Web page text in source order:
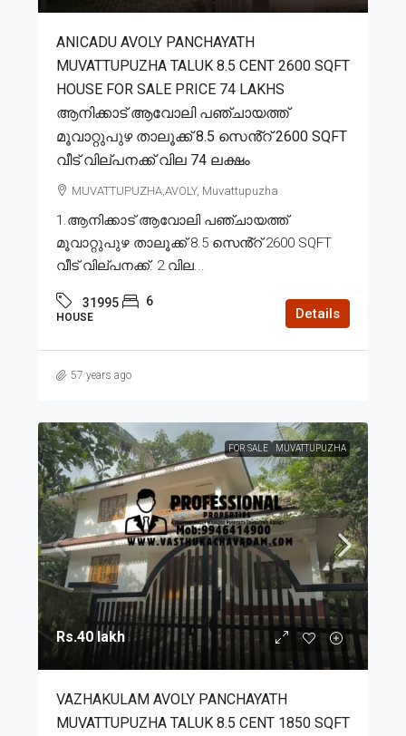
ANICADU AVOLY PANCHAYATH
MUVATTUPUZHA TALUK 8.5 CENT 2600 SQFT
HOUSE FOR SALE PRICE 74 LAKHS
ആനിക്കാട് ആവോലി പഞ്ചായത്ത്
മൂവാറ്റുപുഴ താലൂക്ക് 8.5 സെൻ്റ് 2600 SQFT
വീട് വില്പനക്ക് വില 74 ലക്ഷം
MUVATTUPUZHA,AVOLY, Muvattupuzha
1.ആനിക്കാട് ആവോലി പഞ്ചായത്ത്
മൂവാറ്റുപുഴ താലൂക്ക് 8.5 സെൻ്റ് 2600 SQFT
വീട് വില്പനക്ക്. 2.വില...
31995 6
HOUSE Details
57 years ago
FOR SALE MUVATTUPUZHA
Rs.40 lakh
VAZHAKULAM AVOLY PANCHAYATH
MUVATTUPUZHA TALUK 8.5 CENT 1850 SQFT